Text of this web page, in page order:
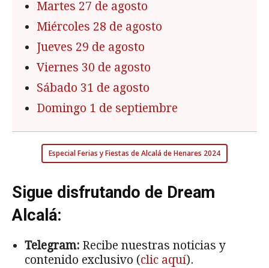
Martes 27 de agosto
Miércoles 28 de agosto
Jueves 29 de agosto
Viernes 30 de agosto
Sábado 31 de agosto
Domingo 1 de septiembre
Especial Ferias y Fiestas de Alcalá de Henares 2024
Sigue disfrutando de Dream
Alcalá:
Telegram: Recibe nuestras noticias y
contenido exclusivo (clic aquí).